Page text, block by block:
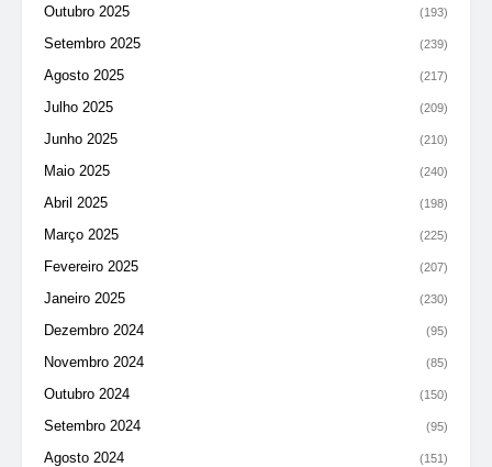
Outubro 2025 (193)
Setembro 2025 (239)
Agosto 2025 (217)
Julho 2025 (209)
Junho 2025 (210)
Maio 2025 (240)
Abril 2025 (198)
Março 2025 (225)
Fevereiro 2025 (207)
Janeiro 2025 (230)
Dezembro 2024 (95)
Novembro 2024 (85)
Outubro 2024 (150)
Setembro 2024 (95)
Agosto 2024 (151)